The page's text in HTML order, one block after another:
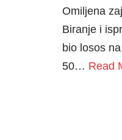
Omiljena
Biranje i
bio losos
50… Read